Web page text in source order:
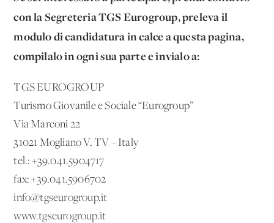
con la Segreteria TGS Eurogroup, preleva il
modulo di candidatura in calce a questa pagina,
compilalo in ogni sua parte e invialo a:
TGS EUROGROUP
Turismo Giovanile e Sociale “Eurogroup”
Via Marconi 22
31021 Mogliano V. TV – Italy
tel.: +39.041.5904717
fax: +39.041.5906702
info@tgseurogroup.it
www.tgseurogroup.it